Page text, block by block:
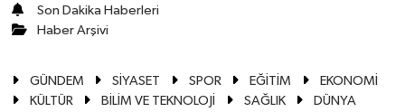
Son Dakika Haberleri
Haber Arşivi
GÜNDEM SİYASET SPOR EĞİTİM
EKONOMİ
KÜLTÜR
BİLİM VE TEKNOLOJİ SAĞLIK
DÜNYA